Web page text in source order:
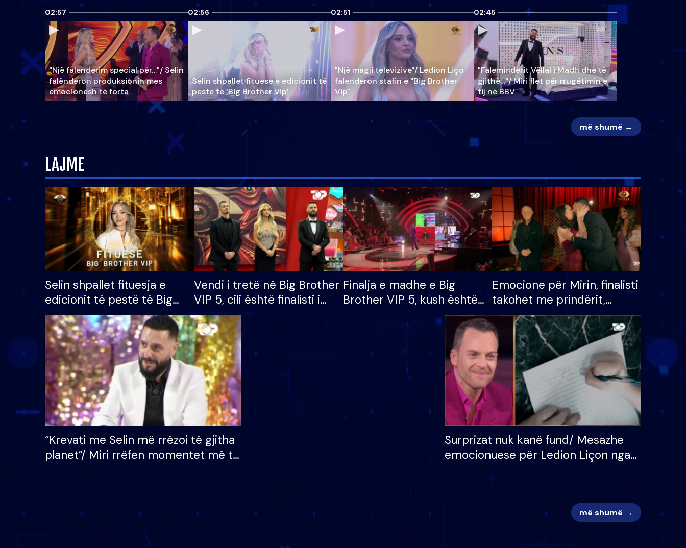
02:57
"Një falenderim special për…"/ Selin
falënderon produksionin mes
emocionesh të forta
02:56
Selin shpallet fituese e edicionit të
pestë të ‘Big Brother Vip’
02:51
"Një magji televizive"/ Ledion Liço
falenderon stafin e "Big Brother
Vip"
02:45
"Faleminderit Vëllai i Madh dhe të
gjithë…"/ Miri flet për rrugëtimin e
tij në BBV
më shumë →
LAJME
Selin shpallet fituesja e
edicionit të pestë të Big
Brother VIP, rrëmben
çmimin e madh prej 100
mijë eurosh
Vendi i tretë në Big Brother
VIP 5, cili është finalisti i
radhës që lë shtëpinë
Finalja e madhe e Big
Brother VIP 5, kush është
banori i parë që lë shtëpinë
dhe humb mundësinë për
të fituar çmimin e madh
Emocione për Mirin, finalisti
takohet me prindërit,
vajzën dhe bashkëshorten:
S’kemi ndonjë letër divorci
apo jo?
“Krevati me Selin më rrëzoi të gjitha
planet”/ Miri rrëfen momentet më të
mungojë zilja e mëngjesit kur…
Surprizat nuk kanë fund/ Mesazhe
emocionuese për Ledion Liçon nga
më shumë →